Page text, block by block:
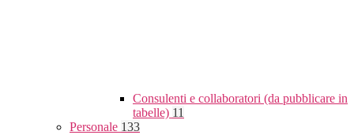
Consulenti e collaboratori (da pubblicare in
tabelle) 11
Personale 133